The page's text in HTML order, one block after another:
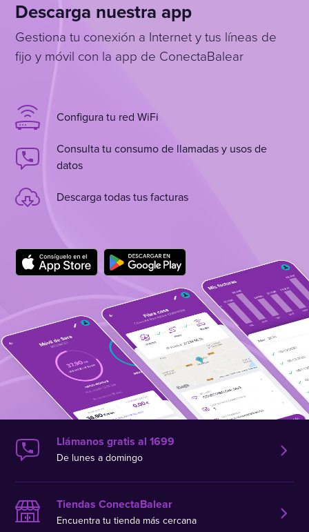
Descarga nuestra app
Gestiona tu conexión a Internet y tus líneas de
fijo y móvil con la app de ConectaBalear
Configura tu red WiFi
Consulta tu consumo de llamadas y usos de
datos
Descarga todas tus facturas
Llámanos gratis al 1699
De lunes a domingo
Tiendas ConectaBalear
Encuentra tu tienda más cercana